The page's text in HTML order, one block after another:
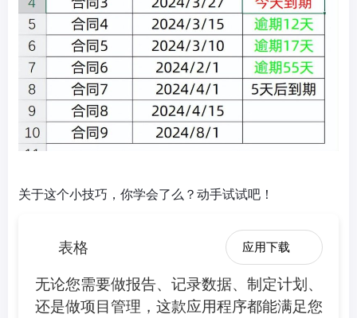
关于这个小技巧，你学会了么？动手试试吧！
表格 应用下载
无论您需要做报告、记录数据、制定计划、
还是做项目管理，这款应用程序都能满足您